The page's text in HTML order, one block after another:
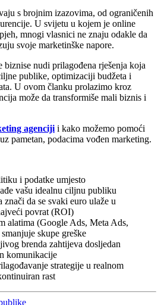
s brojnim izazovima, od ograničenih
U svijetu u kojem je online
mnogi vlasnici ne znaju odakle da
svoje marketinške napore.
biznise nudi prilagođena rješenja koja
publike, optimizaciji budžeta i
U ovom članku prolazimo kroz
može da transformiše mali biznis i
agenciji i kako možemo pomoći
pametan, podacima vođen marketing.
i podatke umjesto
vašu idealnu ciljnu publiku
da se svaki euro ulaže u
povrat (ROI)
alatima (Google Ads, Meta Ads,
skupe greške
brenda zahtijeva dosljedan
komunikacije
strategije u realnom
rast